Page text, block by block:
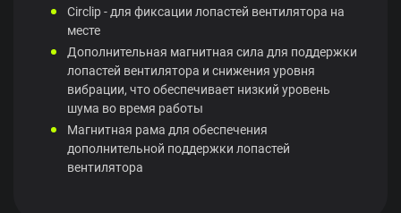
Circlip - для фиксации лопастей вентилятора на
месте
Дополнительная магнитная сила для поддержки
лопастей вентилятора и снижения уровня
вибрации, что обеспечивает низкий уровень
шума во время работы
Магнитная рама для обеспечения
дополнительной поддержки лопастей
вентилятора